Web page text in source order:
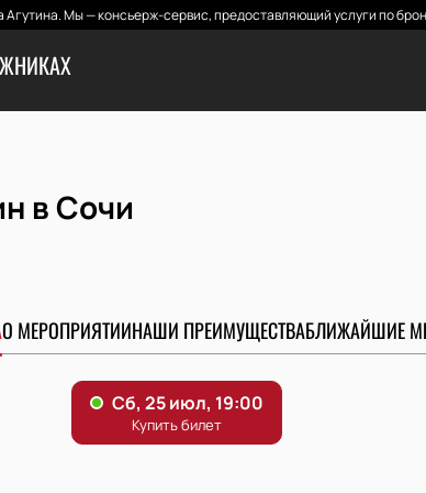
Мы — консьерж-сервис, предоставляющий услуги по
в Сочи
О МЕРОПРИЯТИИНАШИ ПРЕИМУЩЕСТВАБЛИЖАЙШИЕ